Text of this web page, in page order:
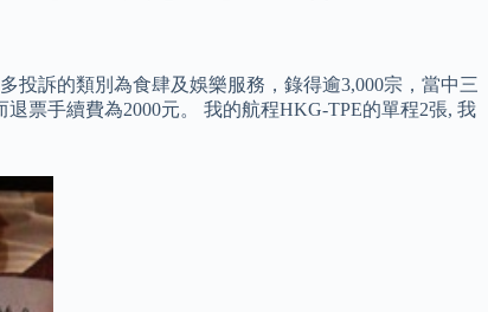
投訴的類別為食肆及娛樂服務，錄得逾3,000宗，當中三
票手續費為2000元。 我的航程HKG-TPE的單程2張, 我